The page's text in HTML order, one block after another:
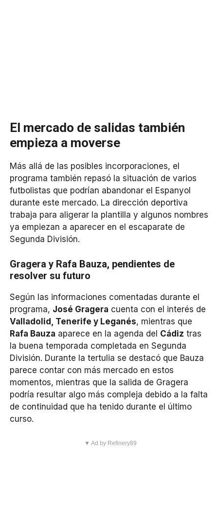
El mercado de salidas también
empieza a moverse
Más allá de las posibles incorporaciones, el
programa también repasó la situación de varios
futbolistas que podrían abandonar el Espanyol
durante este mercado. La dirección deportiva
trabaja para aligerar la plantilla y algunos nombres
ya empiezan a aparecer en el escaparate de
Segunda División.
Gragera y Rafa Bauza, pendientes de
resolver su futuro
Según las informaciones comentadas durante el
programa, José Gragera cuenta con el interés de
Valladolid, Tenerife y Leganés, mientras que
Rafa Bauza aparece en la agenda del Cádiz tras
la buena temporada completada en Segunda
División. Durante la tertulia se destacó que Bauza
parece contar con más mercado en estos
momentos, mientras que la salida de Gragera
podría resultar algo más compleja debido a la falta
de continuidad que ha tenido durante el último
curso.
▼ Ad by Refinery89